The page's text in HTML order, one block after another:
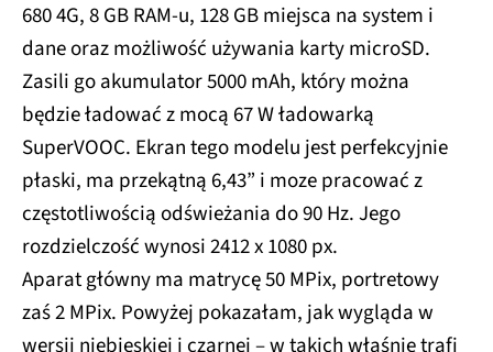
680 4G, 8 GB RAM-u, 128 GB miejsca na system i
dane oraz możliwość używania karty microSD.
Zasili go akumulator 5000 mAh, który można
będzie ładować z mocą 67 W ładowarką
SuperVOOC. Ekran tego modelu jest perfekcyjnie
płaski, ma przekątną 6,43” i moze pracować z
częstotliwością odświeżania do 90 Hz. Jego
rozdzielczość wynosi 2412 x 1080 px.
Aparat główny ma matrycę 50 MPix, portretowy
zaś 2 MPix. Powyżej pokazałam, jak wygląda w
wersji niebieskiej i czarnej – w takich właśnie trafi